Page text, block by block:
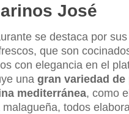
José
se destaca por
que son
con elegancia en el
una gran variedad
mediterránea, como
todos